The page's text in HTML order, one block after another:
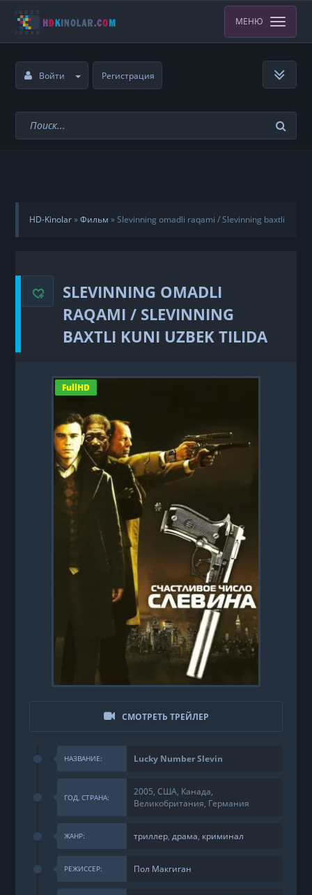
МЕНЮ
Войти Регистрация
HD-Kinolar»Фильм »Slevinning omadli raqami / Slevinning baxtli
SLEVINNING OMADLI
RAQAMI / SLEVINNING
BAXTLI KUNI UZBEK TILIDA
FullHD
СМОТРЕТЬ ТРЕЙЛЕР
НАЗВАНИЕ: Lucky Number Slevin
ГОД, СТРАНА:
2005, США, Канада,
Великобритания, Германия
ЖАНР: триллер,драма, криминал
РЕЖИССЕР: Пол Макгиган